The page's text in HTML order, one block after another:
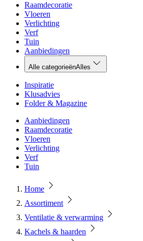
Raamdecoratie
Vloeren
Verlichting
Verf
Tuin
Aanbiedingen
Alle categorieënAlles
Inspiratie
Klusadvies
Folder & Magazine
Aanbiedingen
Raamdecoratie
Vloeren
Verlichting
Verf
Tuin
Home
Assortiment
Ventilatie & verwarming
Kachels & haarden